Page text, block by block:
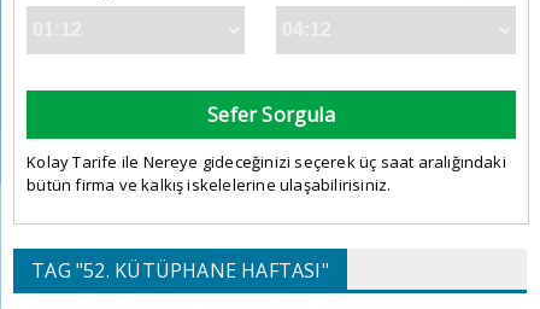
Sefer Sorgula
Kolay Tarife ile Nereye gideceğinizi seçerek üç saat aralığındaki
bütün firma ve kalkış iskelelerine ulaşabilirisiniz.
TAG "52. KÜTÜPHANE HAFTASI"